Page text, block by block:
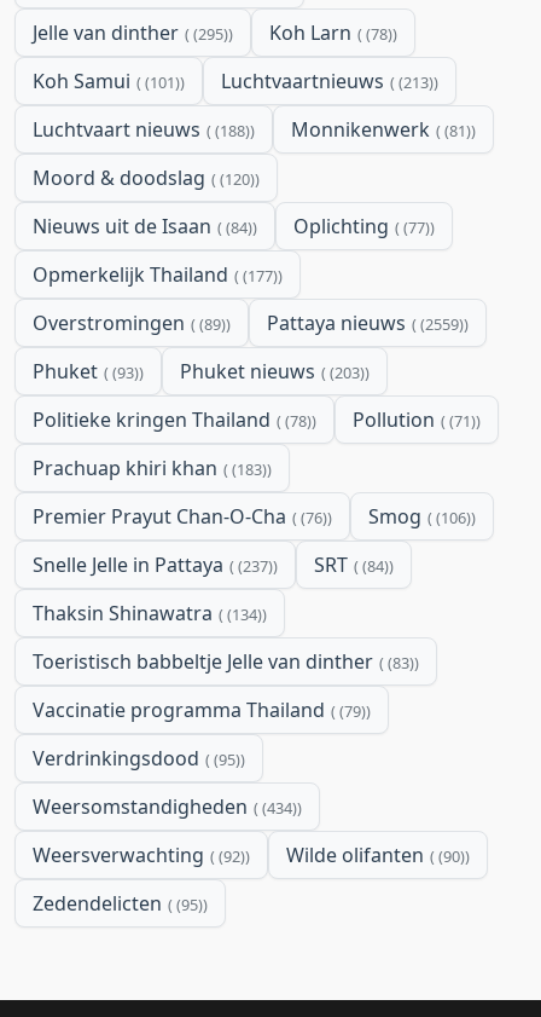
Jelle van dinther (295) Koh Larn (78)
Koh Samui (101) Luchtvaartnieuws (213)
Luchtvaart nieuws (188) Monnikenwerk (81)
Moord & doodslag (120)
Nieuws uit de Isaan (84) Oplichting (77)
Opmerkelijk Thailand (177)
Overstromingen (89) Pattaya nieuws (2559)
Phuket (93) Phuket nieuws (203)
Politieke kringen Thailand (78) Pollution (71)
Prachuap khiri khan (183)
Premier Prayut Chan-O-Cha (76) Smog (106)
Snelle Jelle in Pattaya (237) SRT (84)
Thaksin Shinawatra (134)
Toeristisch babbeltje Jelle van dinther (83)
Vaccinatie programma Thailand (79)
Verdrinkingsdood (95)
Weersomstandigheden (434)
Weersverwachting (92) Wilde olifanten (90)
Zedendelicten (95)